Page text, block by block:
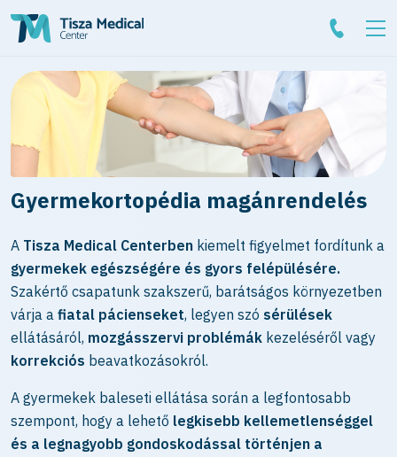
Gyermekortopédia magánrendelés
A Tisza Medical Centerben kiemelt figyelmet fordítunk a
gyermekek egészségére és gyors felépülésére.
Szakértő csapatunk szakszerű, barátságos környezetben
várja a fiatal pácienseket, legyen szó sérülések
ellátásáról, mozgásszervi problémák kezeléséről vagy
korrekciós beavatkozásokról.
A gyermekek baleseti ellátása során a legfontosabb
szempont, hogy a lehető legkisebb kellemetlenséggel
és a legnagyobb gondoskodással történjen a